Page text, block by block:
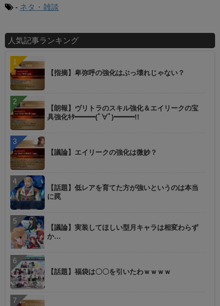
- ネタ・雑談
人気記事ランキング
【指摘】卑弥呼の強化はぶっ壊れじゃない？
【朗報】ヴリトラのスキル強化＆エイリークの宝
具強化ｷﾀ━━━(ﾟ∀ﾟ)━━━!!
【議論】エイリークの強化は微妙？
【話題】低レアを育てた方が強いというのは本当
に罠
【議論】実装してほしい型月キャラは相変わらず
か…
【話題】福袋は〇〇を引いたわｗｗｗｗ